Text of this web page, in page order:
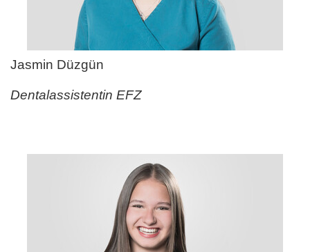
Jasmin Düzgün
Dentalassistentin EFZ